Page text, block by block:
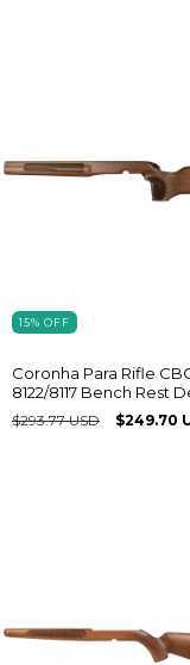
15% OFF
Coronha Para Rifle
8122/8117 Bench Rest
$293.77 USD $249.70